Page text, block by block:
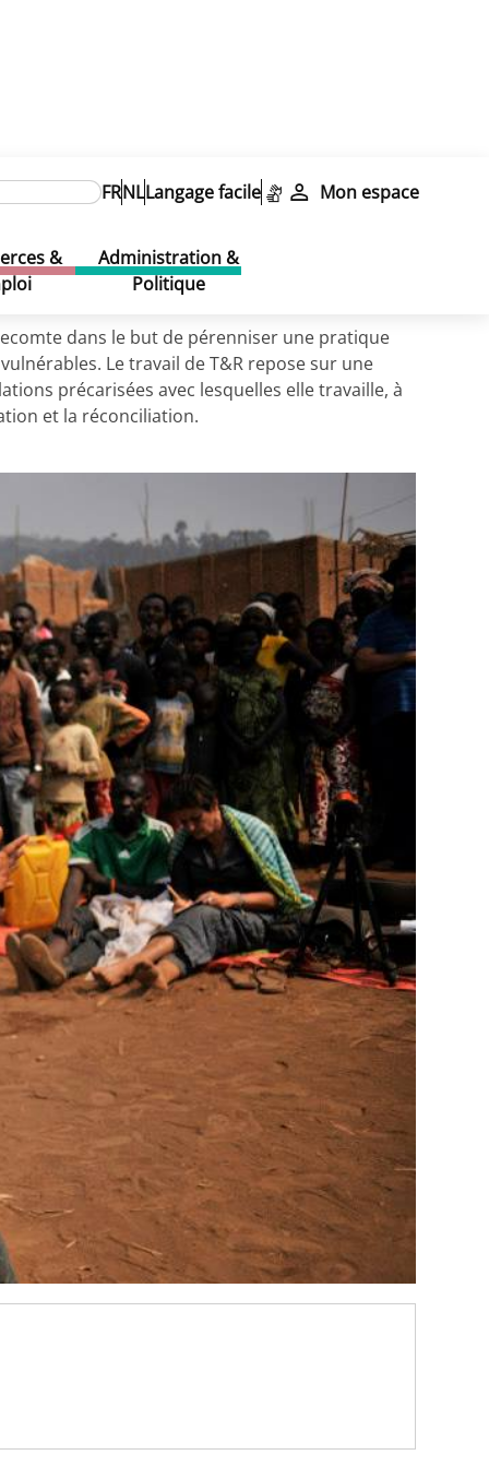
FRNLLangage facile Mon espace
&
Administration &
Politique
dans le but de pérenniser une pratique
Le travail de T&R repose sur une
précarisées avec lesquelles elle travaille, à
et la réconciliation.